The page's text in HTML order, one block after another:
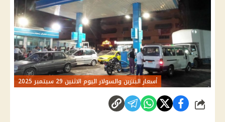
أسعار البنزين والسولار اليوم الاثنين 29 سبتمبر 2025
شارك